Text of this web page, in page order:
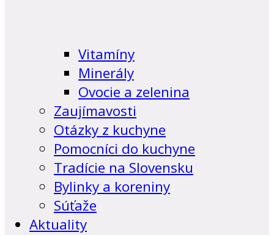
Vitamíny
Minerály
Ovocie a zelenina
Zaujímavosti
Otázky z kuchyne
Pomocníci do kuchyne
Tradície na Slovensku
Bylinky a koreniny
Súťaže
Aktuality